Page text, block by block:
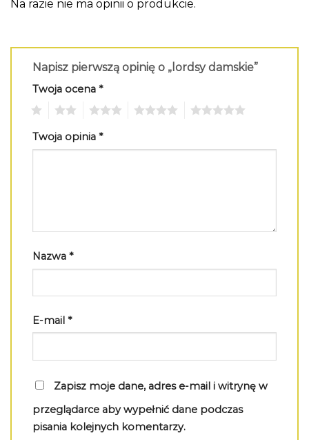
Na razie nie ma opinii o produkcie.
Napisz pierwszą opinię o „lordsy damskie”
Twoja ocena *
Twoja opinia *
Nazwa *
E-mail *
Zapisz moje dane, adres e-mail i witrynę w
przeglądarce aby wypełnić dane podczas
pisania kolejnych komentarzy.